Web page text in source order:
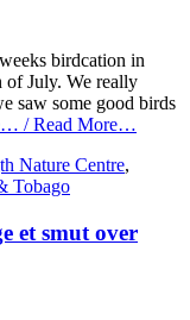
birdcation in
July. We really
saw some good birds
/ Read More…
Nature Centre,
Tobago
et smut over